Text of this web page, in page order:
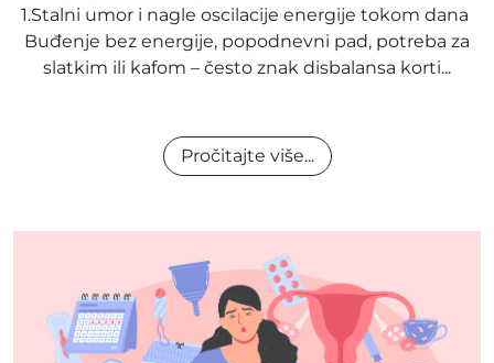
1.Stalni umor i nagle oscilacije energije tokom dana
Buđenje bez energije, popodnevni pad, potreba za
slatkim ili kafom – često znak disbalansa korti...
Pročitajte više...